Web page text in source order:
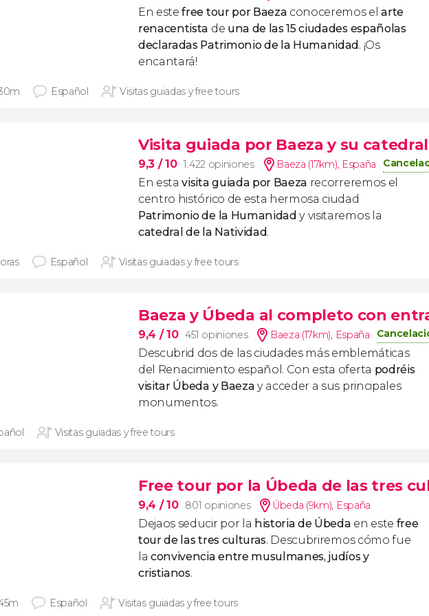
En estefree tour por Baeza conoceremos elarte
renacentista de una de las 15 ciudades españolas
declaradas Patrimonio de la Humanidad. ¡Os
encantará!
Español Visitas guiadas y free tours
Visita guiada por Baeza y su catedral
9,3 / 10 1.422 opiniones Baeza (17km), España
En estavisita guiada por Baeza recorreremos el
centro histórico de esta hermosa ciudad
Patrimonio de la Humanidad y visitaremos la
catedral de la Natividad.
Español Visitas guiadas y free tours
Baeza y Úbeda al completo con
9,4 / 10 451 opiniones Baeza (17km), España
Descubrid dos de las ciudades más emblemáticas
del Renacimiento español. Con esta oferta podréis
visitar Úbeda y Baeza y acceder a sus principales
monumentos.
Visitas guiadas y free tours
Free tour por la Úbeda de las tres
9,4 / 10 801 opiniones Úbeda (9km), España
Dejaos seducir por la historia de Úbeda en este free
tour de las tres culturas. Descubriremos cómo fue
laconvivencia entre musulmanes, judíos y
cristianos.
Español Visitas guiadas y free tours